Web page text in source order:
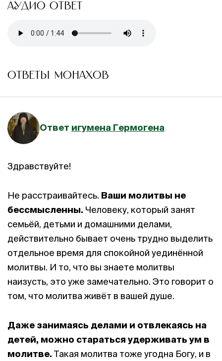
АУДИО ОТВЕТ
ОТВЕТЫ МОНАХОВ
Ответ игумена Гермогена
Здравствуйте!
Не расстраивайтесь. Ваши молитвы не
бессмысленны. Человеку, который занят
семьёй, детьми и домашними делами,
действительно бывает очень трудно выделить
отдельное время для спокойной уединённой
молитвы. И то, что вы знаете молитвы
наизусть, это уже замечательно. Это говорит о
том, что молитва живёт в вашей душе.
Даже занимаясь делами и отвлекаясь на
детей, можно стараться удерживать ум в
молитве. Такая молитва тоже угодна Богу, и в